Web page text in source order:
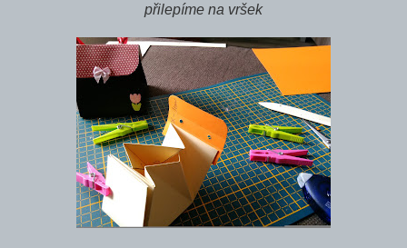
přilepíme na vršek